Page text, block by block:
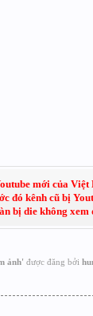
mới của
đó kênh cũ bị
bị die không xem
ảnh' được đăng bởi